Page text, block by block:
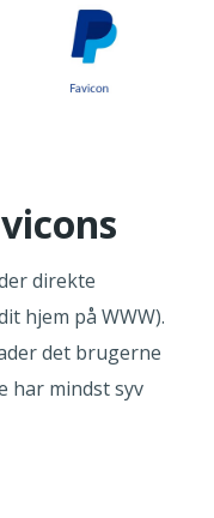
direkte
hjem på WWW).
det brugerne
har mindst syv